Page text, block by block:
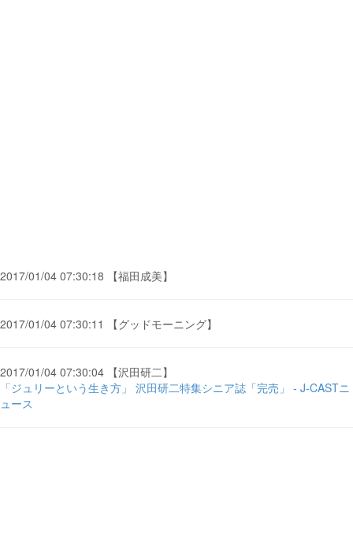
2017/01/04 07:30:18 【福田成美】
2017/01/04 07:30:11 【グッドモーニング】
2017/01/04 07:30:04 【沢田研二】
「ジュリーという生き方」 沢田研二特集シニア誌「完売」 - J-CASTニ
ュース